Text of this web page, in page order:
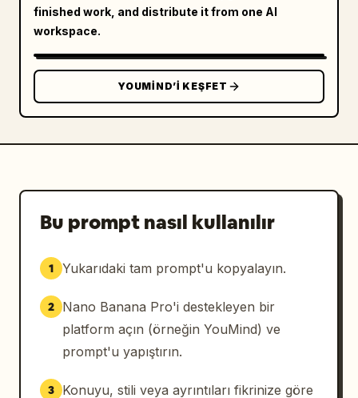
        "waist_to_hip": "Oturur pozisyonda,
bacak bacak üstüne atılmış şekilde korunan
doğru fiziksel oran."
      }
    }
      "item": "Cutout tasarımlı, çapraz
askılı monokini.",
      "color": "
nedeniyle koyu ve doygun görünmekte olup
sergilemektedir.",
      "details": "Güneş siniri üzerinde,
yüksek parlaklıkta yansımalara sahip altın
    },
finished work, and distribute it from one AI
workspace.
YOUMIND’I KEŞFET
Bu prompt nasıl kullanılır
1 Yukarıdaki tam prompt'u kopyalayın.
2
Nano Banana Pro'i destekleyen bir
platform açın (örneğin YouMind) ve
prompt'u yapıştırın.
3
Konuyu, stili veya ayrıntıları fikrinize göre